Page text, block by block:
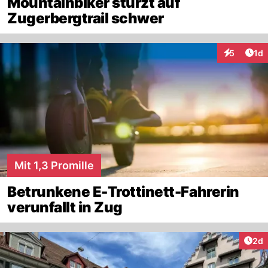
Zugerbergtrail schwer
5 1d
Mit 1,3 Promille
Betrunkene E-Trottinett-Fahrerin
verunfallt in Zug
2d